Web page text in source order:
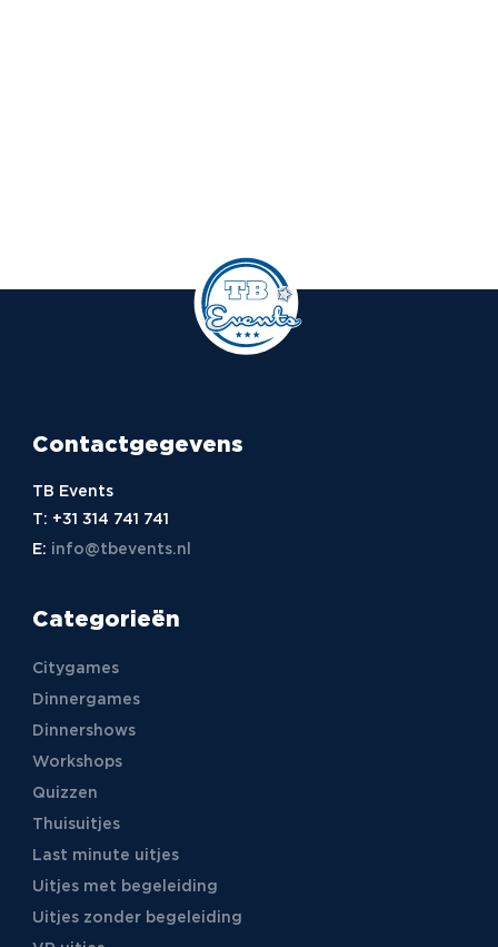
Contactgegevens
TB Events
T: +31 314 741 741
E: info@tbevents.nl
Categorieën
Citygames
Dinnergames
Dinnershows
Workshops
Quizzen
Thuisuitjes
Last minute uitjes
Uitjes met begeleiding
Uitjes zonder begeleiding